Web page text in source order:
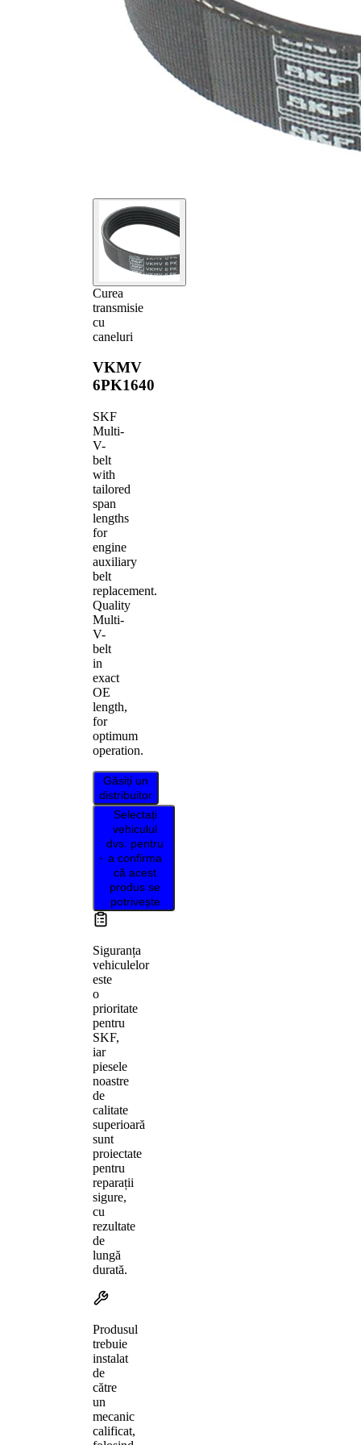
Curea
transmisie
cu
caneluri
VKMV
6PK1640
SKF
Multi-
V-
belt
with
tailored
span
lengths
for
engine
auxiliary
belt
replacement.
Quality
Multi-
V-
belt
in
exact
OE
length,
for
optimum
operation.
Găsiți un
distribuitor
Selectați
vehiculul
dvs. pentru
a confirma
că acest
produs se
potrivește
Siguranța
vehiculelor
este
o
prioritate
pentru
SKF,
iar
piesele
noastre
de
calitate
superioară
sunt
proiectate
pentru
reparații
sigure,
cu
rezultate
de
lungă
durată.
Produsul
trebuie
instalat
de
către
un
mecanic
calificat,